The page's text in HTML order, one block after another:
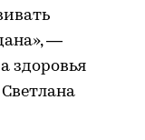
—
здоровья